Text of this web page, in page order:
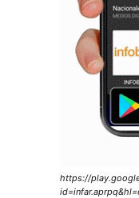
https://